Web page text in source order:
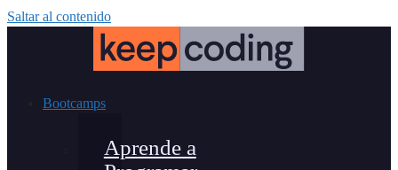
Saltar al contenido
Bootcamps
Aprende a